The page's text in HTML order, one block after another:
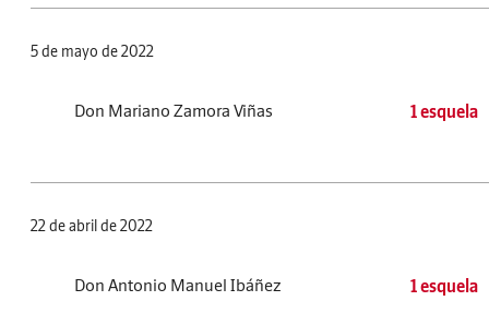
5 de mayo de 2022
Don Mariano Zamora Viñas 1 esquela
22 de abril de 2022
Don Antonio Manuel Ibáñez 1 esquela